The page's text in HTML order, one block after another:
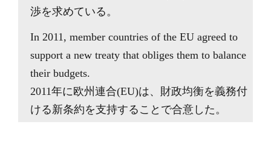
渉を求めている。
In 2011, member countries of the EU agreed to
support a new treaty that obliges them to balance
their budgets.
2011年に欧州連合(EU)は、財政均衡を義務付
ける新条約を支持することで合意した。